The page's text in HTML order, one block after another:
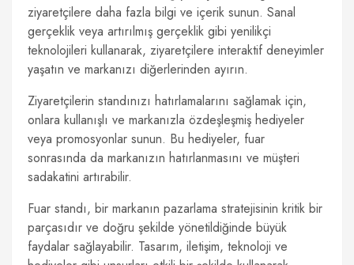
ziyaretçilere daha fazla bilgi ve içerik sunun. Sanal
gerçeklik veya artırılmış gerçeklik gibi yenilikçi
teknolojileri kullanarak, ziyaretçilere interaktif deneyimler
yaşatın ve markanızı diğerlerinden ayırın.
Ziyaretçilerin standınızı hatırlamalarını sağlamak için,
onlara kullanışlı ve markanızla özdeşleşmiş hediyeler
veya promosyonlar sunun. Bu hediyeler, fuar
sonrasında da markanızın hatırlanmasını ve müşteri
sadakatini artırabilir.
Fuar standı, bir markanın pazarlama stratejisinin kritik bir
parçasıdır ve doğru şekilde yönetildiğinde büyük
faydalar sağlayabilir. Tasarım, iletişim, teknoloji ve